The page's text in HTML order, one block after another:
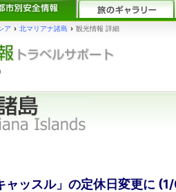
ア › 北マリアナ諸島 › 観光情報 詳細
ャッスル」の定休日変更に